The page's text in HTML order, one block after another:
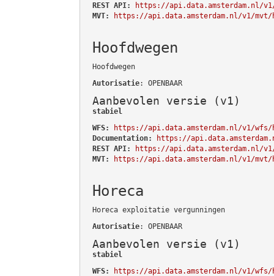
REST API:
https://api.data.amsterdam.nl/
MVT:
https://api.data.amsterdam.nl/v1/mvt/
Hoofdwegen
Hoofdwegen
Autorisatie: OPENBAAR
Aanbevolen versie (v1)
stabiel
WFS:
https://api.data.amsterdam.nl/v1/wfs/
Documentation:
https://
REST API:
https://api.data.amsterdam.nl/
MVT:
https://api.data.amsterdam.nl/v1/mvt/
Horeca
Horeca exploitatie vergunningen
Autorisatie: OPENBAAR
Aanbevolen versie (v1)
stabiel
WFS:
https://api.data.amsterdam.nl/v1/wfs/